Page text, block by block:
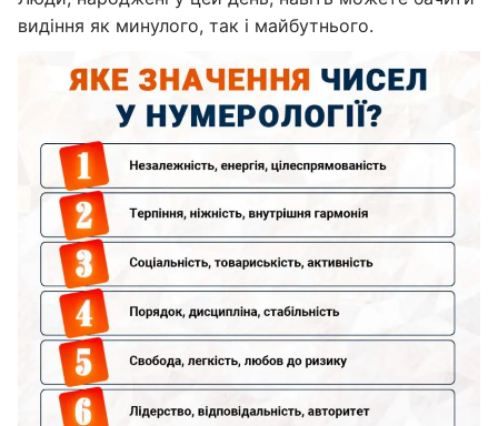
видіння як минулого, так і майбутнього.